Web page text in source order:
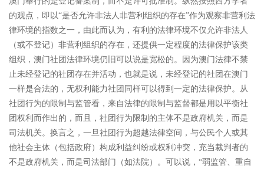
的观点，即以“是否允许非法人非营利组织的存在”作为观察非营利法
律环境的指数之一，由此而认为，有利的法律环境不仅允许非法人
（或不登记）非营利组织的存在，还提供一定程度的法律保护该类
组织，澳门社团法律环境仍旧可以说是宽松的。因为澳门法律不禁
止未经登记的社团存在并活动，也就是说，未经登记的社团在澳门
一样是合法的，无权利能力社团同样可以得到一定的法律保护。从
社团行为的限制与监管看，来自法律的限制与监督都是用以平衡社
团权利而作出的，而且，社团行为限制的主体不是政府机关，而是
司法机关。换言之，一旦社团行为超越法律空间，与公民个人或其
他社会主体（包括政府）构成利益纠纷或权利冲突，充当裁判者的
不是政府机关，而是司法部门（如法院）。可以说， “弱监管、重自